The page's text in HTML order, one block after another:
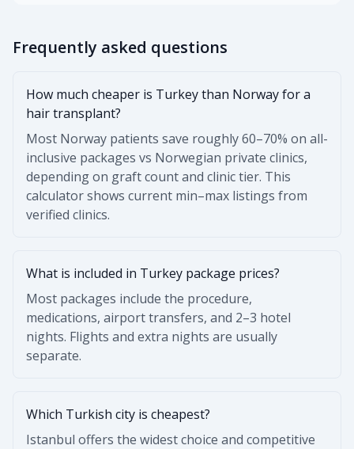
Frequently asked questions
How much cheaper is Turkey than Norway for a
hair transplant?
Most Norway patients save roughly 60–70% on all-
inclusive packages vs Norwegian private clinics,
depending on graft count and clinic tier. This
calculator shows current min–max listings from
verified clinics.
What is included in Turkey package prices?
Most packages include the procedure,
medications, airport transfers, and 2–3 hotel
nights. Flights and extra nights are usually
separate.
Which Turkish city is cheapest?
Istanbul offers the widest choice and competitive